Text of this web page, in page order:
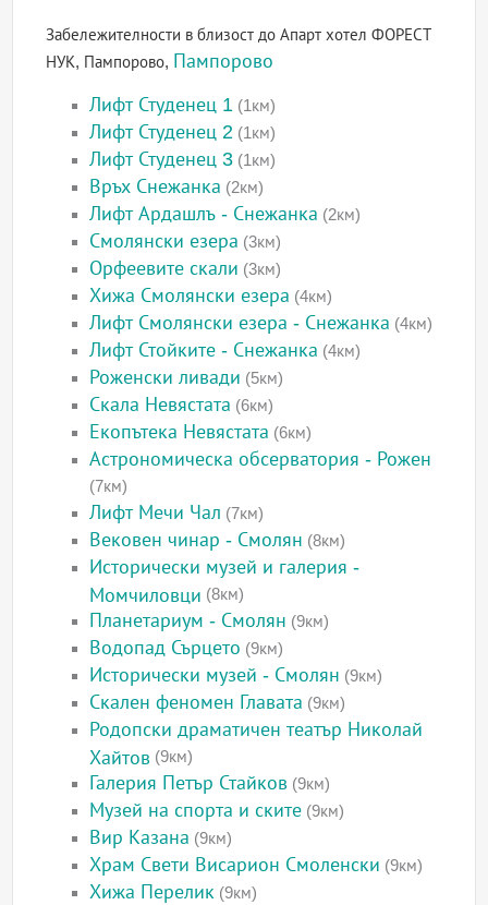
Забележителности в близост до Апарт хотел ФОРЕСТ
НУК, Пампорово, Пампорово
Лифт Студенец 1 (1км)
Лифт Студенец 2 (1км)
Лифт Студенец 3 (1км)
Връх Снежанка (2км)
Лифт Ардашлъ - Снежанка (2км)
Смолянски езера (3км)
Орфеевите скали (3км)
Хижа Смолянски езера (4км)
Лифт Смолянски езера - Снежанка (4км)
Лифт Стойките - Снежанка (4км)
Роженски ливади (5км)
Скала Невястата (6км)
Екопътека Невястата (6км)
Астрономическа обсерватория - Рожен
(7км)
Лифт Мечи Чал (7км)
Вековен чинар - Смолян (8км)
Исторически музей и галерия -
Момчиловци (8км)
Планетариум - Смолян (9км)
Водопад Сърцето (9км)
Исторически музей - Смолян (9км)
Скален феномен Главата (9км)
Родопски драматичен театър Николай
Хайтов (9км)
Галерия Петър Стайков (9км)
Музей на спорта и ските (9км)
Вир Казана (9км)
Храм Свети Висарион Смоленски (9км)
Хижа Перелик (9км)